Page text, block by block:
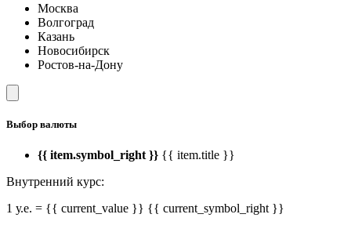
Москва
Волгоград
Казань
Новосибирск
Ростов-на-Дону
Выбор валюты
{{ item.symbol_right }} {{ item.title }}
Внутренний курс:
1 у.е. = {{ current_value }} {{ current_symbol_right }}